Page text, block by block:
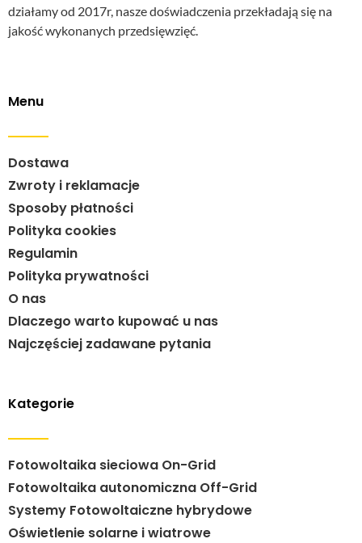
działamy od 2017r, nasze doświadczenia przekładają się na
jakość wykonanych przedsięwzięć.
Menu
Dostawa
Zwroty i reklamacje
Sposoby płatności
Polityka cookies
Regulamin
Polityka prywatności
O nas
Dlaczego warto kupować u nas
Najczęściej zadawane pytania
Kategorie
Fotowoltaika sieciowa On-Grid
Fotowoltaika autonomiczna Off-Grid
Systemy Fotowoltaiczne hybrydowe
Oświetlenie solarne i wiatrowe